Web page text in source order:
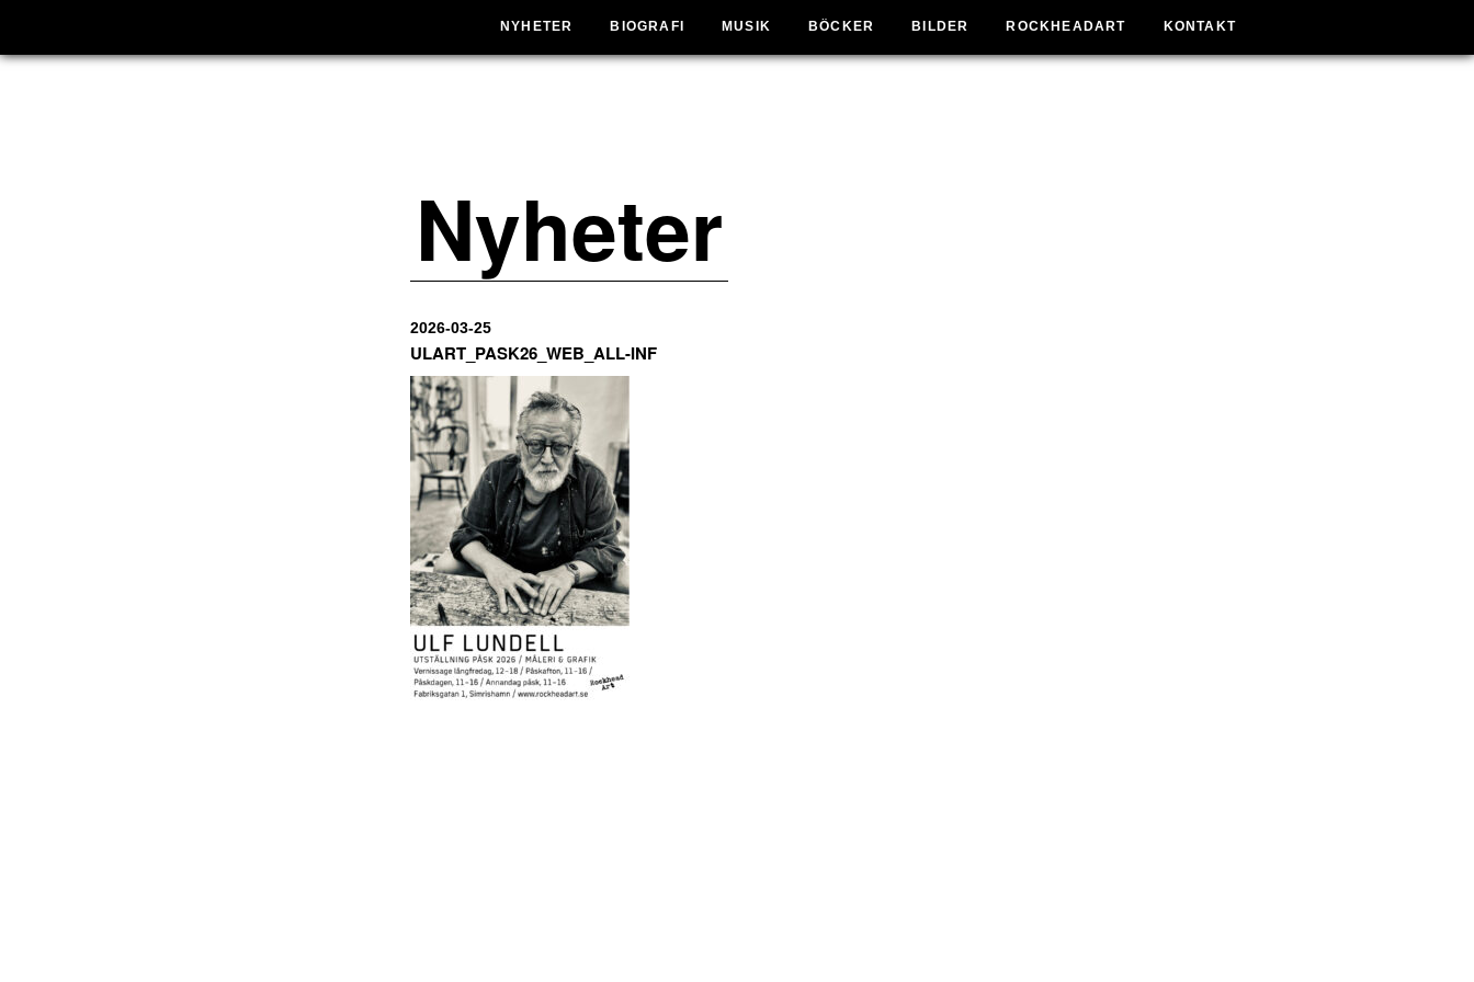
NYHETER BIOGRAFI MUSIK BÖCKER BILDER ROCKHEADART KONTAKT
Nyheter
2026-03-25
ULART_PASK26_WEB_ALL-INF